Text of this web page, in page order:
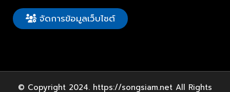
จัดการข้อมูลเว็บไซต์
© Copyright 2024. https://songsiam.net All Rights